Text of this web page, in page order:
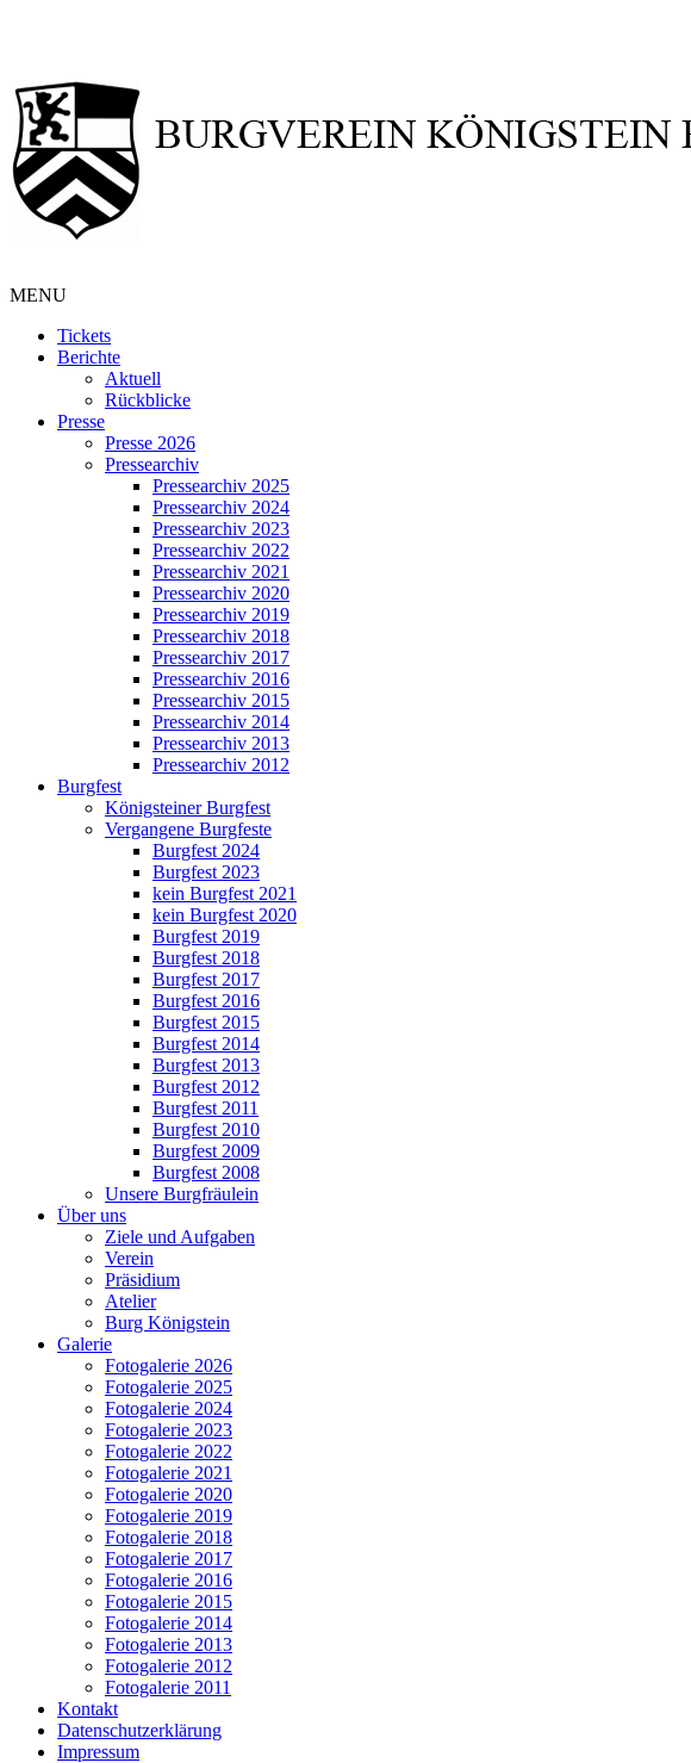
MENU
Tickets
Berichte
Aktuell
Rückblicke
Presse
Presse 2026
Pressearchiv
Pressearchiv 2025
Pressearchiv 2024
Pressearchiv 2023
Pressearchiv 2022
Pressearchiv 2021
Pressearchiv 2020
Pressearchiv 2019
Pressearchiv 2018
Pressearchiv 2017
Pressearchiv 2016
Pressearchiv 2015
Pressearchiv 2014
Pressearchiv 2013
Pressearchiv 2012
Burgfest
Königsteiner Burgfest
Vergangene Burgfeste
Burgfest 2024
Burgfest 2023
kein Burgfest 2021
kein Burgfest 2020
Burgfest 2019
Burgfest 2018
Burgfest 2017
Burgfest 2016
Burgfest 2015
Burgfest 2014
Burgfest 2013
Burgfest 2012
Burgfest 2011
Burgfest 2010
Burgfest 2009
Burgfest 2008
Unsere Burgfräulein
Über uns
Ziele und Aufgaben
Verein
Präsidium
Atelier
Burg Königstein
Galerie
Fotogalerie 2026
Fotogalerie 2025
Fotogalerie 2024
Fotogalerie 2023
Fotogalerie 2022
Fotogalerie 2021
Fotogalerie 2020
Fotogalerie 2019
Fotogalerie 2018
Fotogalerie 2017
Fotogalerie 2016
Fotogalerie 2015
Fotogalerie 2014
Fotogalerie 2013
Fotogalerie 2012
Fotogalerie 2011
Kontakt
Datenschutzerklärung
Impressum